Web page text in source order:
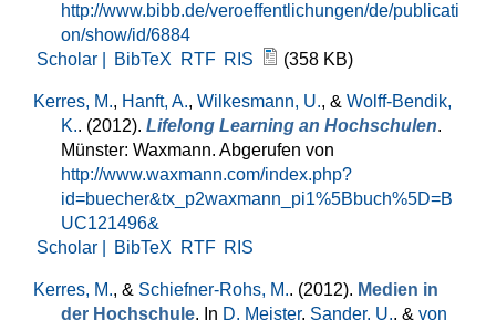
http://www.bibb.de/veroeffentlichungen/de/publicati
on/show/id/6884
Scholar |
BibTeX RTF RIS (358 KB)
Kerres, M., Hanft, A., Wilkesmann, U., & Wolff-Bendik,
K.. (2012). Lifelong Learning an Hochschulen.
Münster: Waxmann. Abgerufen von
http://www.waxmann.com/index.php?
id=buecher&tx_p2waxmann_pi1%5Bbuch%5D=B
UC121496&
Scholar |
BibTeX RTF RIS
Kerres, M., & Schiefner-Rohs, M.. (2012). Medien in
der Hochschule. In D. Meister, Sander, U., & von